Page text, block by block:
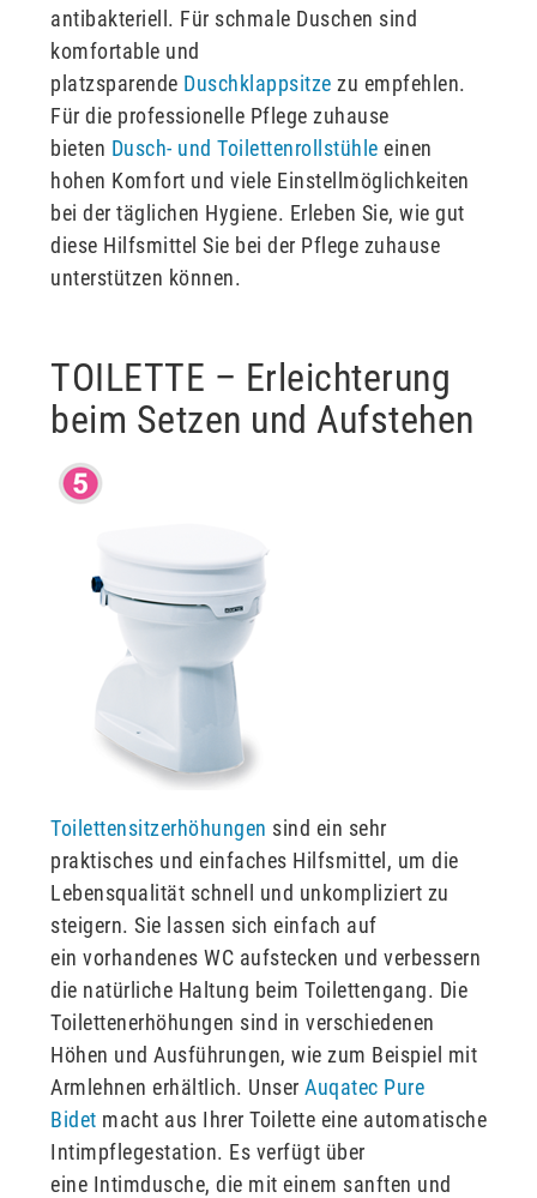
antibakteriell. Für schmale Duschen sind
komfortable und
platzsparende Duschklappsitze zu empfehlen.
Für die professionelle Pflege zuhause
bieten Dusch- und Toilettenrollstühle einen
hohen Komfort und viele Einstellmöglichkeiten
bei der täglichen Hygiene. Erleben Sie, wie gut
diese Hilfsmittel Sie bei der Pflege zuhause
unterstützen können.
TOILETTE – Erleichterung
beim Setzen und Aufstehen
Toilettensitzerhöhungen sind ein sehr
praktisches und einfaches Hilfsmittel, um die
Lebensqualität schnell und unkompliziert zu
steigern. Sie lassen sich einfach auf
ein vorhandenes WC aufstecken und verbessern
die natürliche Haltung beim Toilettengang. Die
Toilettenerhöhungen sind in verschiedenen
Höhen und Ausführungen, wie zum Beispiel mit
Armlehnen erhältlich. Unser Auqatec Pure
Bidet macht aus Ihrer Toilette eine automatische
Intimpflegestation. Es verfügt über
eine Intimdusche, die mit einem sanften und